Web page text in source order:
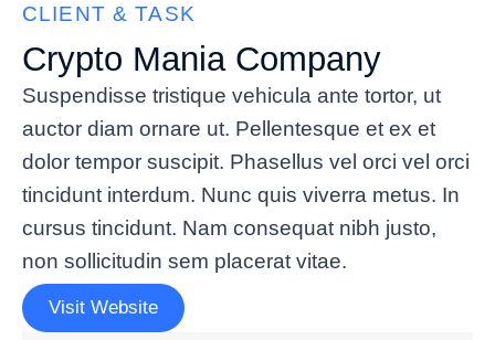
CLIENT & TASK
Crypto Mania Company
Suspendisse tristique vehicula ante tortor, ut
auctor diam ornare ut. Pellentesque et ex et
dolor tempor suscipit. Phasellus vel orci vel orci
tincidunt interdum. Nunc quis viverra metus. In
cursus tincidunt. Nam consequat nibh justo,
non sollicitudin sem placerat vitae.
Visit Website